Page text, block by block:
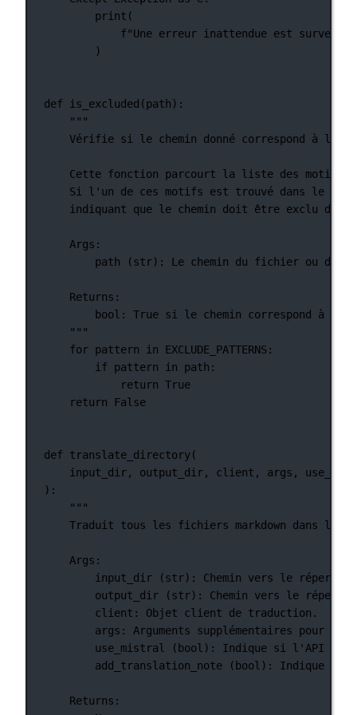
print (
f"Une erreur inattendue est
)
def is_excluded (path):
"""
Vérifie si le chemin donné correspond à
Cette fonction parcourt la liste des motifs
Si l'un de ces motifs est trouvé dans le
indiquant que le chemin doit être exclu du
Args:
path (str): Le chemin du fichier ou du
Returns:
bool: True si le chemin correspond à
"""
for pattern in EXCLUDE_PATTERNS:
if pattern in path:
return True
return
False
def translate_directory(
input_dir, output_dir, client, args,
):
"""
Traduit tous les fichiers markdown dans le
Args:
input_dir (str): Chemin vers le
output_dir (str): Chemin vers le
client: Objet client de traduction.
args: Arguments supplémentaires pour la
use_mistral (bool): Indique si l'API
add_translation_note (bool): Indique si
Returns: